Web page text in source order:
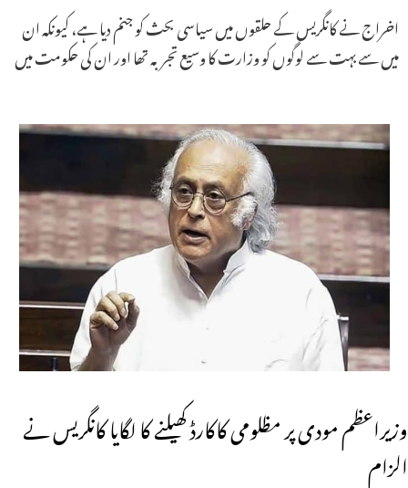
اخراج نے کانگریس کے حلقوں میں سیاسی بحث کو جنم دیا ہے، کیونکہ ان
میں سے بہت سے لوگوں کو وزارت کا وسیع تجربہ تھا اور ان کی حکومت میں
وزیراعظم مودی پر مظلومی کاکارڈ کھیلنے کا لگایا کانگریس نے
الزام